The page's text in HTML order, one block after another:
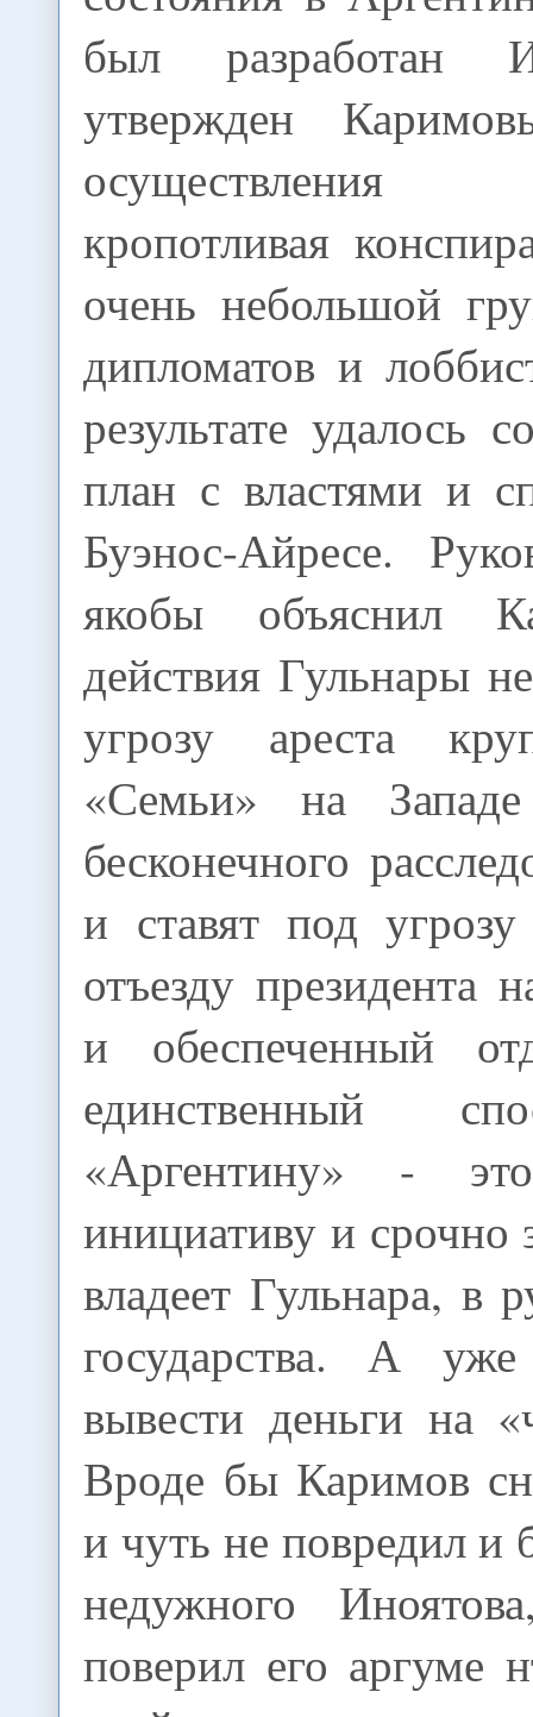
был разработан
утвержден
осуществления
кропотливая
очень небольшой
дипломатов и
результате удалось
план с властями и
Буэнос-Айресе.
якобы объяснил
действия Гульнары
угрозу ареста
«Семьи» на
бесконечного
и ставят под
отъезду президента
и обеспеченный
единственный
«Аргентину» - это
инициативу и срочно
владеет Гульнара, в
государства. А
вывести деньги на
Вроде бы Каримов
и чуть не повредил и
недужного
поверил его аргуме